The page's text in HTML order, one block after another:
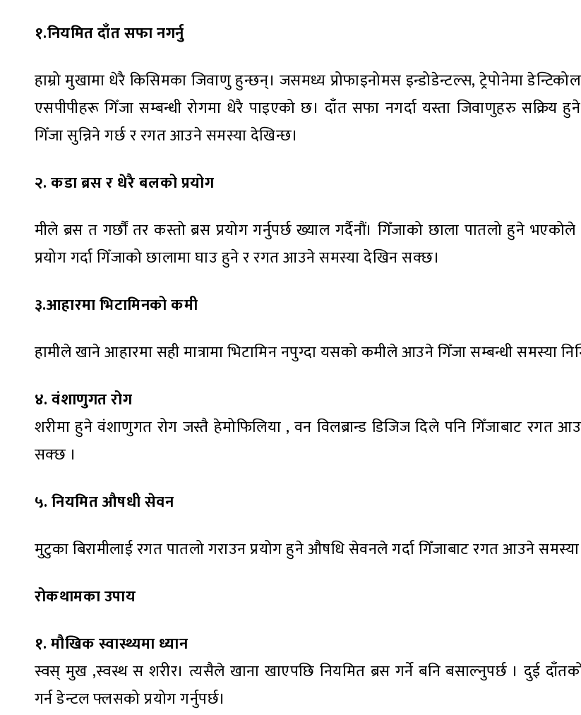
१.नियमित दाँत सफा नगर्नु
हाम्रो मुखामा धेरै किसिमका जिवाणु हुन्छन्। जसमध्य प्रोफाइनोमस इन्डोडेन्टल्स, ट्रेपोनेमा
एसपीपीहरू गिँजा सम्बन्धी रोगमा धेरै पाइएको छ। दाँत सफा नगर्दा यस्ता जिवाणुहरु सक्रिय
गिँजा सुन्निने गर्छ र रगत आउने समस्या देखिन्छ।
२. कडा ब्रस र धेरै बलको प्रयोग
मीले ब्रस त गर्छौं तर कस्तो ब्रस प्रयोग गर्नुपर्छ ख्याल गर्दैनौं। गिँजाको छाला पातलो हुने
प्रयोग गर्दा गिँजाको छालामा घाउ हुने र रगत आउने समस्या देखिन सक्छ।
३.आहारमा भिटामिनको कमी
हामीले खाने आहारमा सही मात्रामा भिटामिन नपुग्दा यसको कमीले आउने गिँजा सम्बन्धी समस्या
४. वंशाणुगत रोग
शरीमा हुने वंशाणुगत रोग जस्तै हेमोफिलिया , वन विलब्रान्ड डिजिज दिले पनि गिँजाबाट रगत
सक्छ ।
५. नियमित औषधी सेवन
मुटुका बिरामीलाई रगत पातलो गराउन प्रयोग हुने औषधि सेवनले गर्दा गिँजाबाट रगत आउने
रोकथामका उपाय
१. मौखिक स्वास्थ्यमा ध्यान
स्वस् मुख ,स्वस्थ स शरीर। त्यसैले खाना खाएपछि नियमित ब्रस गर्ने बनि बसाल्नुपर्छ । दुई
गर्न डेन्टल फ्लसको प्रयोग गर्नुपर्छ।